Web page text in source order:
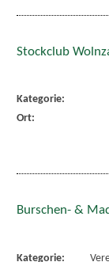
Stockclub
Kategorie:
Ort:
Burschen- &
Kategorie: